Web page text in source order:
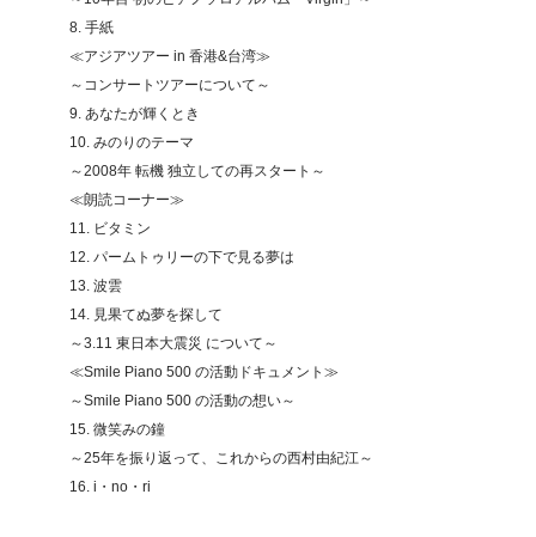
8. 手紙
≪アジアツアー in 香港&台湾≫
～コンサートツアーについて～
9. あなたが輝くとき
10. みのりのテーマ
～2008年 転機 独立しての再スタート～
≪朗読コーナー≫
11. ビタミン
12. パームトゥリーの下で見る夢は
13. 波雲
14. 見果てぬ夢を探して
～3.11 東日本大震災 について～
≪Smile Piano 500 の活動ドキュメント≫
～Smile Piano 500 の活動の想い～
15. 微笑みの鐘
～25年を振り返って、これからの西村由紀江～
16. i・no・ri